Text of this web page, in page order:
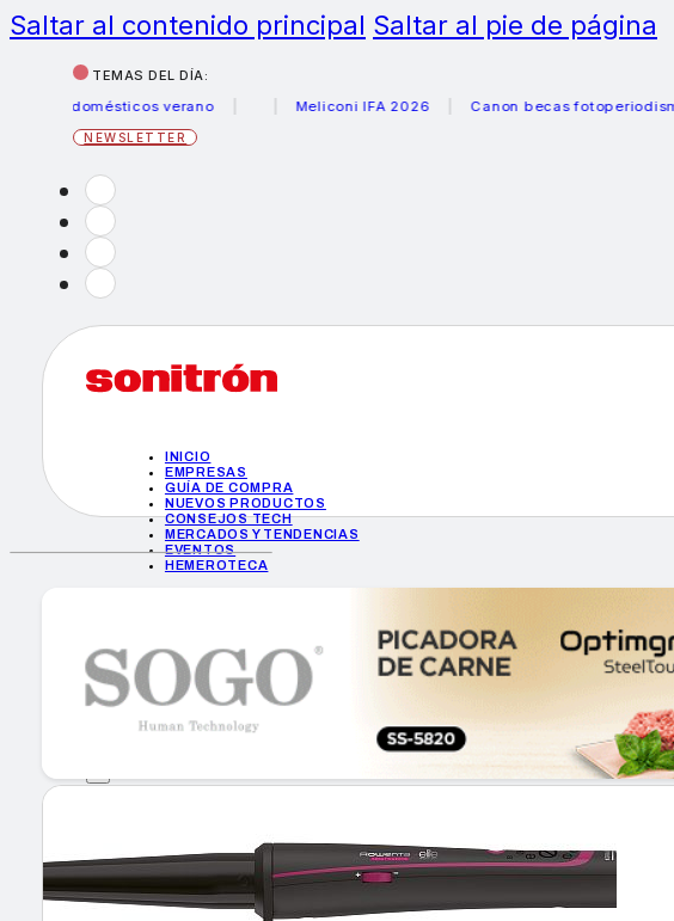
Saltar al contenido principal Saltar al pie de página
TEMAS DEL DÍA:
verano
Meliconi IFA 2026 Canon becas fotoperiodismo
NEWSLETTER
INICIO
EMPRESAS
GUÍA DE COMPRA
NUEVOS PRODUCTOS
CONSEJOS TECH
MERCADOS Y TENDENCIAS
EVENTOS
HEMEROTECA
GUÍA DE COMPRA
NUEVOS PRODUCTOS
CONSEJOS TECH
MERCADOS Y TENDENCIAS
HEMEROTECA